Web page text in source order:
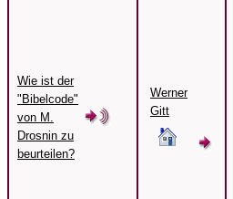
Wie ist der
"Bibelcode"
von M.
Drosnin zu
beurteilen?
Werner
Gitt